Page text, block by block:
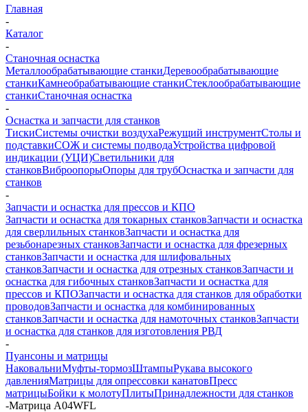
Главная
-
Каталог
-
Станочная оснастка
Металлообрабатывающие станкиДеревообрабатывающие
станкиКамнеобрабатывающие станкиСтеклообрабатывающие
станкиСтаночная оснастка
-
Оснастка и запчасти для станков
ТискиСистемы очистки воздухаРежущий инструментСтолы и
подставкиСОЖ и системы подводаУстройства цифровой
индикации (УЦИ)Светильники для
станковВиброопорыОпоры для трубОснастка и запчасти для
станков
-
Запчасти и оснастка для прессов и КПО
Запчасти и оснастка для токарных станковЗапчасти и оснастка
для сверлильных станковЗапчасти и оснастка для
резьбонарезных станковЗапчасти и оснастка для фрезерных
станковЗапчасти и оснастка для шлифовальных
станковЗапчасти и оснастка для отрезных станковЗапчасти и
оснастка для гибочных станковЗапчасти и оснастка для
прессов и КПОЗапчасти и оснастка для станков для обработки
проводовЗапчасти и оснастка для комбинированных
станковЗапчасти и оснастка для намоточных станковЗапчасти
и оснастка для станков для изготовления РВД
-
Пуансоны и матрицы
НаковальниМуфты-тормозШтампыРукава высокого
давленияМатрицы для опрессовки канатовПресс
матрицыБойки к молотуПлитыПринадлежности для станков
-Матрица А04WFL